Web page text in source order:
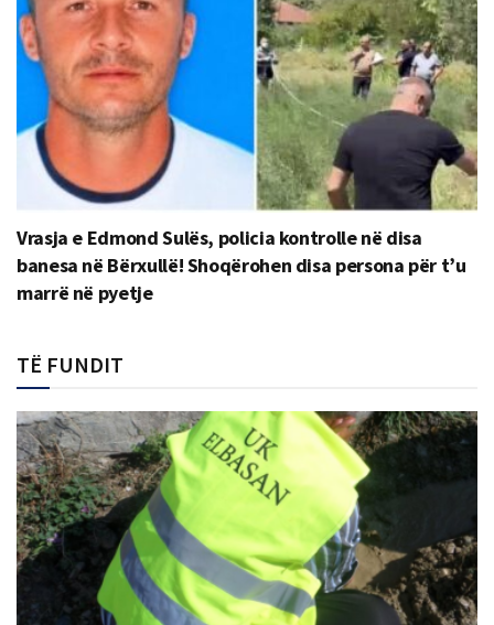
Vrasja e Edmond Sulës, policia kontrolle në disa
banesa në Bërxullë! Shoqërohen disa persona për t’u
marrë në pyetje
TË FUNDIT